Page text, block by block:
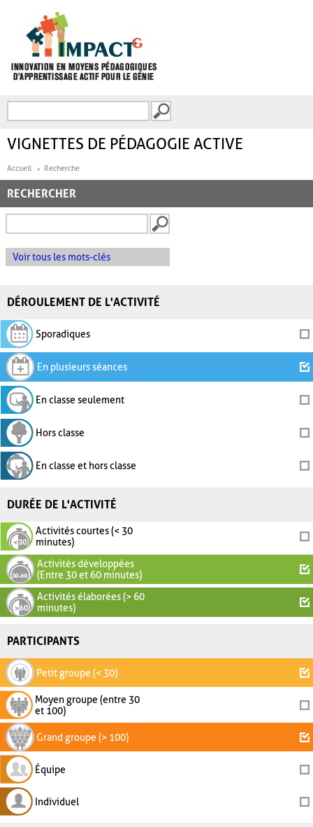
FORMULAIRE DE
VIGNETTES DE PÉDAGOGIE ACTIVE
Accueil Recherche
RECHERCHER
Voir tous les mots-clés
DÉROULEMENT DE L'ACTIVITÉ
Sporadiques
En plusieurs séances
En classe seulement
Hors classe
En classe et hors classe
DURÉE DE L'ACTIVITÉ
Activités courtes (< 30
minutes)
Activités développées
(Entre 30 et 60 minutes)
Activités élaborées (> 60
minutes)
PARTICIPANTS
Petit groupe (< 30)
Moyen groupe (entre 30
et 100)
Grand groupe (> 100)
Équipe
Individuel